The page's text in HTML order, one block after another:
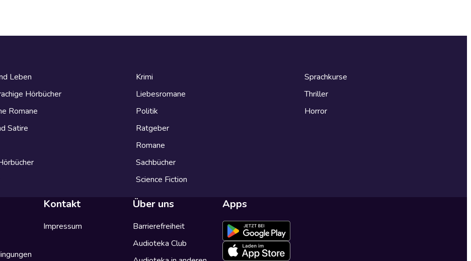
Leben
Hörbücher
Romane
Satire
Krimi
Liebesromane
Politik
Ratgeber
Romane
Sachbücher
Science Fiction
Sprachkurse
Thriller
Horror
Kontakt
Impressum
Über uns
Barrierefreiheit
Audioteka Club
Apps